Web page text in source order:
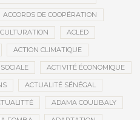
ACCORDS DE COOPÉRATION
ACLED
ACTION CLIMATIQUE
ACTIVITÉ ÉCONOMIQUE
ACTUALITÉ SÉNÉGAL
ADAMA COULIBALY